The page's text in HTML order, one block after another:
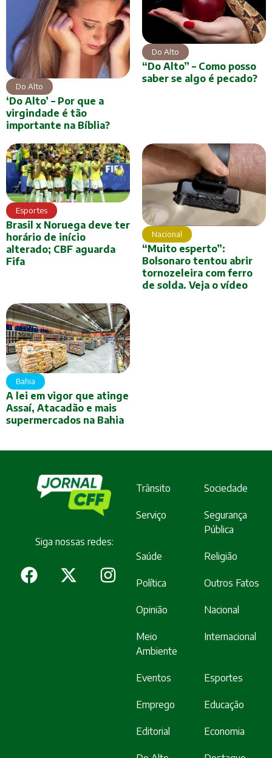
Do Alto
‘Do Alto’ – Por que a
virgindade é tão
importante na Bíblia?
Do Alto
“Do Alto” – Como posso
saber se algo é pecado?
Esportes
Brasil x Noruega deve ter
horário de início
alterado; CBF aguarda
Fifa
Nacional
“Muito esperto”:
Bolsonaro tentou abrir
tornozeleira com ferro
de solda. Veja o vídeo
Bahia
A lei em vigor que atinge
Assaí, Atacadão e mais
supermercados na Bahia
Siga nossas redes:
Trânsito Sociedade
Serviço
Segurança
Pública
Saúde Religião
Política Outros Fatos
Opinião Nacional
Meio
Ambiente
Internacional
Eventos Esportes
Emprego Educação
Editorial Economia